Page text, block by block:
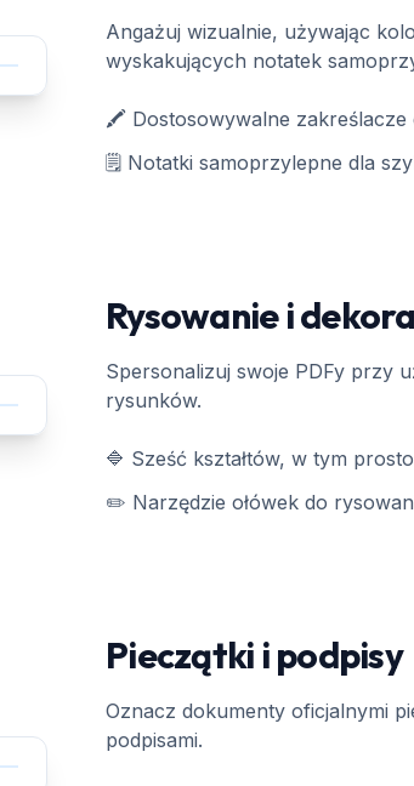
Angażuj wizualnie, używając
wyskakujących notatek
🖍️ Dostosowywalne zakreślacze
🗒️ Notatki samoprzylepne dla
Rysowanie i
Spersonalizuj swoje PDFy przy
rysunków.
🔷 Sześć kształtów, w tym
✏️ Narzędzie ołówek do
Pieczątki i podpisy
Oznacz dokumenty oficjalnymi
podpisami.